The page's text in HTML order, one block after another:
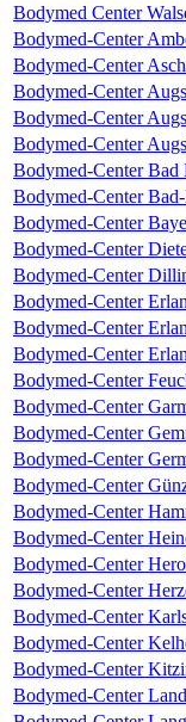
Bodymed Center
Bodymed-Center
Bodymed-Center
Bodymed-Center
Bodymed-Center
Bodymed-Center
Bodymed-Center
Bodymed-Center
Bodymed-Center
Bodymed-Center
Bodymed-Center
Bodymed-Center
Bodymed-Center
Bodymed-Center
Bodymed-Center
Bodymed-Center
Bodymed-Center
Bodymed-Center
Bodymed-Center
Bodymed-Center
Bodymed-Center
Bodymed-Center
Bodymed-Center
Bodymed-Center
Bodymed-Center
Bodymed-Center
Bodymed-Center